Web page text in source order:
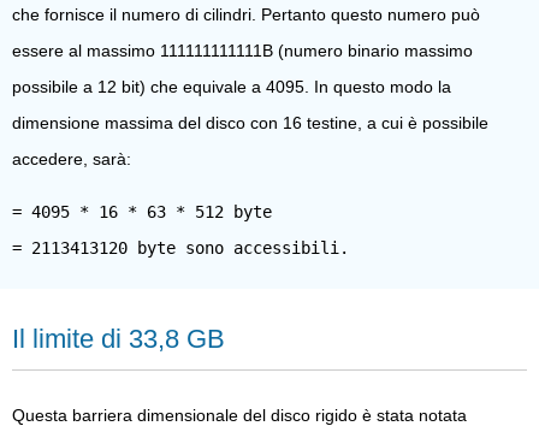
che fornisce il numero di cilindri. Pertanto questo numero può
essere al massimo 111111111111B (numero binario massimo
possibile a 12 bit) che equivale a 4095. In questo modo la
dimensione massima del disco con 16 testine, a cui è possibile
accedere, sarà:
= 4095 * 16 * 63 * 512 byte
Il limite di 33,8 GB
Questa barriera dimensionale del disco rigido è stata notata